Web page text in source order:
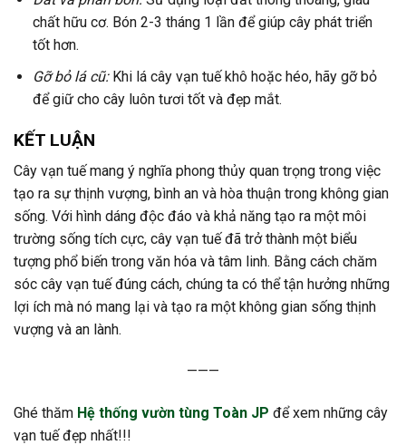
chất hữu cơ. Bón 2-3 tháng 1 lần để giúp cây phát triển
tốt hơn.
Gỡ bỏ lá cũ:Khi lá cây vạn tuế khô hoặc héo, hãy gỡ bỏ
để giữ cho cây luôn tươi tốt và đẹp mắt.
KẾT LUẬN
Cây vạn tuế mang ý nghĩa phong thủy quan trọng trong việc
tạo ra sự thịnh vượng, bình an và hòa thuận trong không gian
sống. Với hình dáng độc đáo và khả năng tạo ra một môi
trường sống tích cực, cây vạn tuế đã trở thành một biểu
tượng phổ biến trong văn hóa và tâm linh. Bằng cách chăm
sóc cây vạn tuế đúng cách, chúng ta có thể tận hưởng những
lợi ích mà nó mang lại và tạo ra một không gian sống thịnh
vượng và an lành.
———
Ghé thăm Hệ thống vườn tùng Toàn JP để xem những cây
vạn tuế đẹp nhất!!!